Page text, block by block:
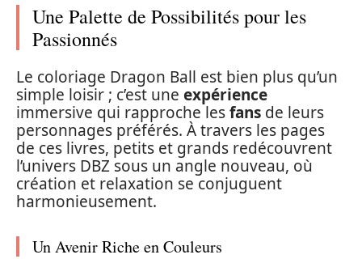
Une Palette de Possibilités pour les
Passionnés
Le coloriage Dragon Ball est bien plus qu’un
simple loisir ; c’est une expérience
immersive qui rapproche lesfans de leurs
personnages préférés. À travers les pages
de ces livres, petits et grands redécouvrent
l’univers DBZ sous un angle nouveau, où
création et relaxation se conjuguent
harmonieusement.
Un Avenir Riche en Couleurs